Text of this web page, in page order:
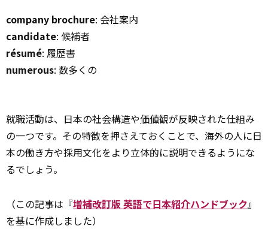
company brochure: 会社案内
candidate: 候補者
résumé: 履歴書
numerous: 数多くの
就職活動は、日本の社会構造や価値観が反映された仕組み
の一つです。その特徴を押さえておくことで、海外の人に日
本の働き方や採用文化をより立体的に説明できるようにな
るでしょう。
（この記事は 『増補改訂版 英語で日本紹介ハンドブック』
を基に作成しました）